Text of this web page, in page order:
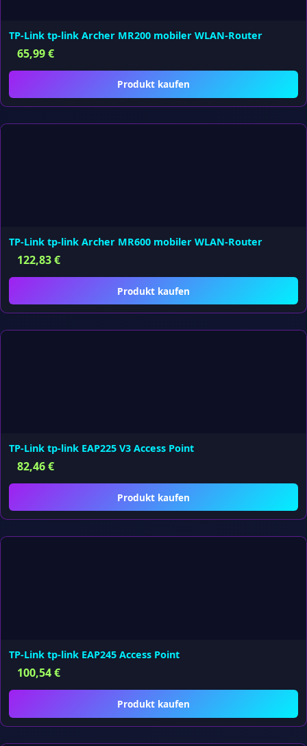
TP-Link tp-link Archer MR200 mobiler WLAN-Router
65,99€
Produkt kaufen
TP-Link tp-link Archer MR600 mobiler WLAN-Router
122,83€
Produkt kaufen
TP-Link tp-link EAP225 V3 Access Point
82,46€
Produkt kaufen
TP-Link tp-link EAP245 Access Point
100,54€
Produkt kaufen